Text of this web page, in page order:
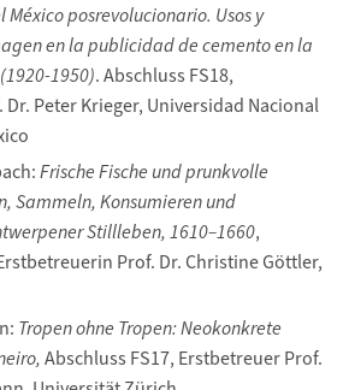
posrevolucionario. Usos y
en la publicidad de cemento en la
1950). Abschluss FS18,
Peter Krieger, Universidad Nacional
Frische Fische und prunkvolle
Sammeln, Konsumieren und
Stillleben, 1610–1660,
Prof. Dr. Christine Göttler,
Tropen ohne Tropen: Neokonkrete
Abschluss FS17, Erstbetreuer Prof.